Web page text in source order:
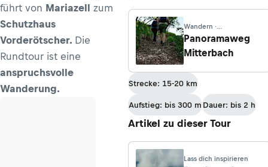
führt von Mariazell zum
Schutzhaus
Vorderötscher. Die
Rundtour ist eine
anspruchsvolle
Wanderung.
Wandern ·
Oberösterreich
Panoramaweg
Mitterbach
Strecke: 15-20 km
Aufstieg: bis 300 m Dauer: bis 2 h
Artikel zu dieser Tour
Lass dich inspirieren